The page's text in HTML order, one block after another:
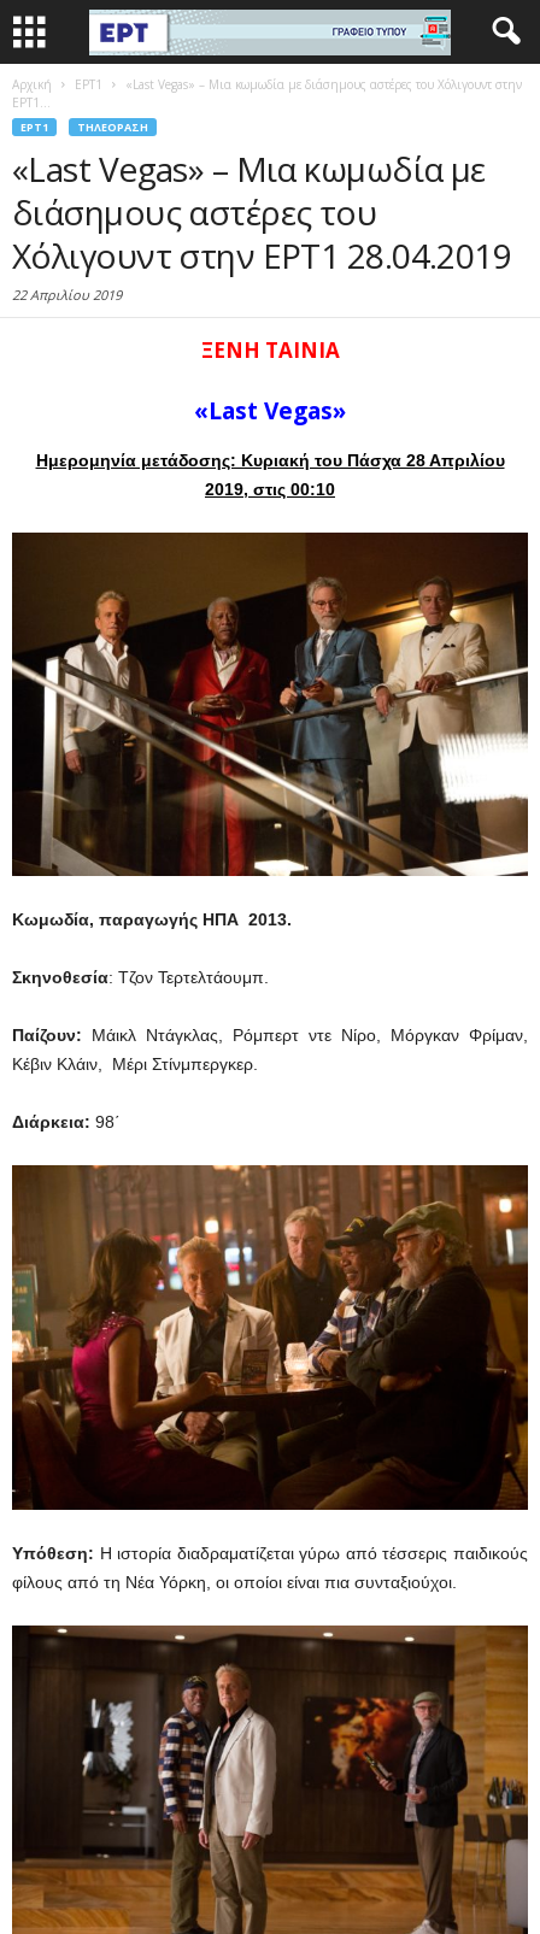
Αρχική EΡΤ1
«Last Vegas» – Μια κωμωδία με διάσημους αστέρες του Χόλιγουντ στην
ΕΡΤ1...
EΡΤ1 ΤΗΛΕΌΡΑΣΗ
«Last Vegas» – Μια κωμωδία με
διάσημους αστέρες του
Χόλιγουντ στην ΕΡΤ1 28.04.2019
22 Απριλίου 2019
ΞΕΝΗ ΤΑΙΝΙΑ
«Last Vegas»
Ημερομηνία μετάδοσης: Κυριακή του Πάσχα 28 Απριλίου
2019, στις 00:10
Κωμωδία, παραγωγής ΗΠΑ 2013.
Σκηνοθεσία: Τζον Τερτελτάουμπ.
Παίζουν: Μάικλ Ντάγκλας, Ρόμπερτ ντε Νίρο, Μόργκαν Φρίμαν,
Κέβιν Κλάιν, Μέρι Στίνμπεργκερ.
Διάρκεια: 98΄
Υπόθεση: Η ιστορία διαδραματίζεται γύρω από τέσσερις παιδικούς
φίλους από τη Νέα Υόρκη, οι οποίοι είναι πια συνταξιούχοι.